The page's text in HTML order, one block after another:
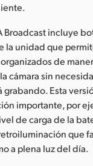
Broadcast incluye
la unidad que
de
cámara sin
grabando. Esta
importante, por
de carga de la
que
a plena luz del día.